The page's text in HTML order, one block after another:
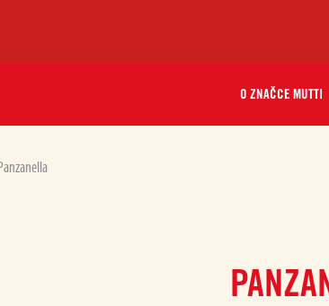
O ZNAČCE MUTTI
Panzanella